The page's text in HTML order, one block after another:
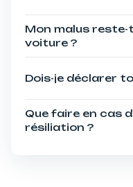
Mon malus reste-
voiture ?
Dois-je déclarer
Que faire en cas
résiliation ?